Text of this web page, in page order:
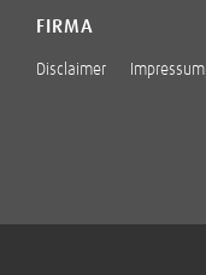
FIRMA
Disclaimer Impressum